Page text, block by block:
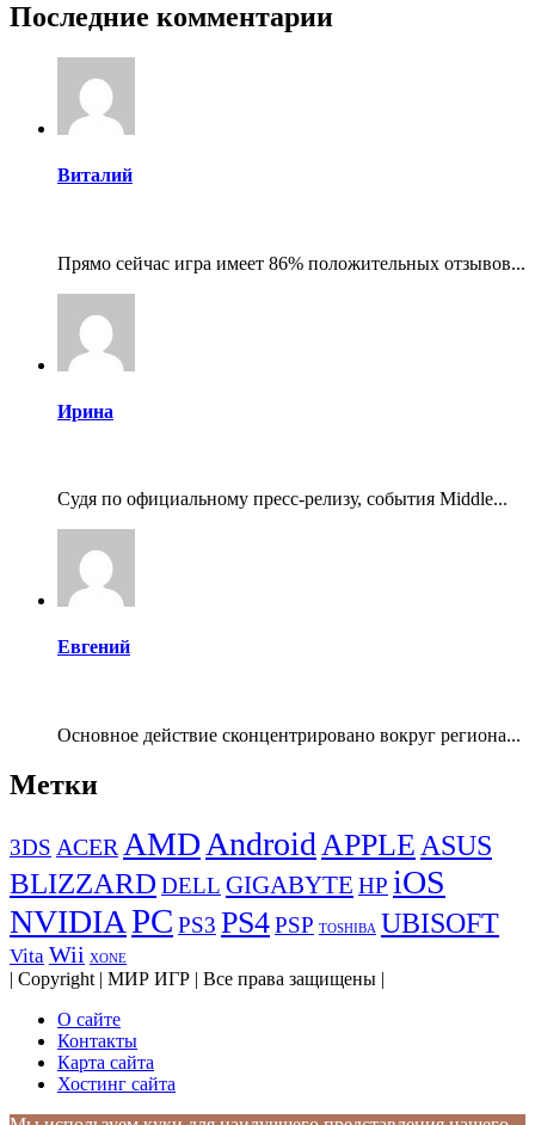
Последние комментарии
Виталий
Прямо сейчас игра имеет 86% положительных отзывов...
Ирина
Судя по официальному пресс-релизу, события Middle...
Евгений
Основное действие сконцентрировано вокруг региона...
Метки
3DS ACER AMDAndroidAPPLEASUS
BLIZZARD DELL GIGABYTE HP iOS
NVIDIAPC PS3 PS4PSP TOSHIBA UBISOFT
Vita Wii XONE
| Copyright | МИР ИГР | Все права защищены |
О сайте
Контакты
Карта сайта
Хостинг сайта